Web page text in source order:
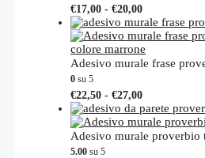
possono
essere
scelte
nella
pagina
prodotto
€17,00 - €20,00Fascia
di
prezzo:
da
€17,00
a
Questo
prodotto
ha
più
varianti.
essere
scelte
nella
Adesivo murale frase
0 su 5
€22,50 - €27,00Fascia
di
prezzo:
da
€22,50
Questo
prodotto
ha
più
Adesivo murale proverbio
5.00 su 5